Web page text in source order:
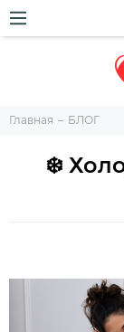
Главная БЛОГ
❄️